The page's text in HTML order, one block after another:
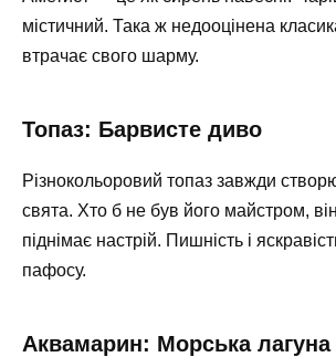
містичний. Така ж недооцінена
втрачає свого шарму.
Топаз: Барвисте диво
Різнокольоровий топаз завжди
свята. Хто б не був його майстром,
піднімає настрій. Пишність і
пафосу.
Аквамарин: Морська лагуна